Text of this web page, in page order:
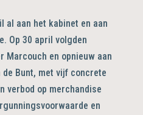
al aan het kabinet en aan
Op 30 april volgden
Marcouch en opnieuw aan
Bunt, met vijf concrete
verbod op merchandise
en